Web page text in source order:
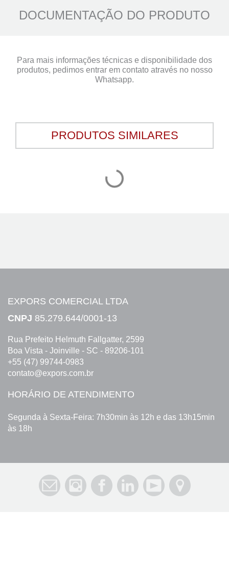
DOCUMENTAÇÃO DO PRODUTO
Para mais informações técnicas e disponibilidade dos
produtos, pedimos entrar em contato através no nosso
Whatsapp.
PRODUTOS SIMILARES
EXPORS COMERCIAL LTDA
CNPJ 85.279.644/0001-13
Rua Prefeito Helmuth Fallgatter, 2599
Boa Vista - Joinville - SC - 89206-101
+55 (47) 99744-0983
contato@expors.com.br
HORÁRIO DE ATENDIMENTO
Segunda à Sexta-Feira: 7h30min às 12h e das 13h15min
às 18h